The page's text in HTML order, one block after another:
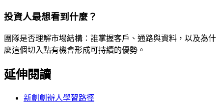
投資人最想看到什麼？
團隊是否理解市場結構：誰掌握客戶、通路與資料，以及為什
麼這個切入點有機會形成可持續的優勢。
延伸閱讀
新創創辦人學習路徑